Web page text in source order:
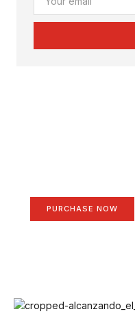
PURCHASE NOW